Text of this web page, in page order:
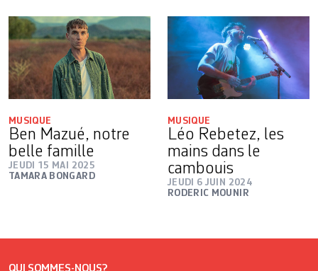
MUSIQUE
Ben Mazué, notre
belle famille
JEUDI 15 MAI 2025
TAMARA BONGARD
MUSIQUE
Léo Rebetez, les
mains dans le
cambouis
JEUDI 6 JUIN 2024
RODERIC MOUNIR